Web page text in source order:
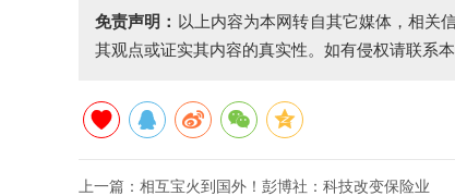
免责声明： 以上内容为本网转自其它媒体，相关
其观点或证实其内容的真实性。如有侵权请联系本
上一篇： 相互宝火到国外！彭博社：科技改变保险业